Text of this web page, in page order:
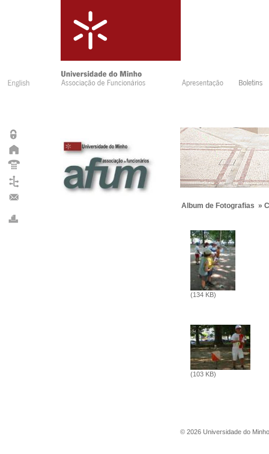
Album de Fotografias »
(134 KB)
(103 KB)
© 2026 Universidade do